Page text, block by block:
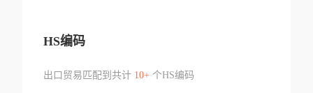
HS编码
出口贸易匹配到共计 10+个HS编码